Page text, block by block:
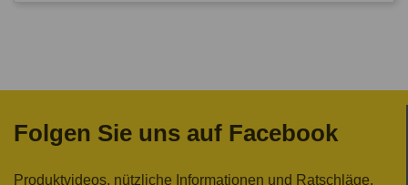
Folgen Sie uns auf Facebook
Produktvideos, nützliche Informationen und Ratschläge,